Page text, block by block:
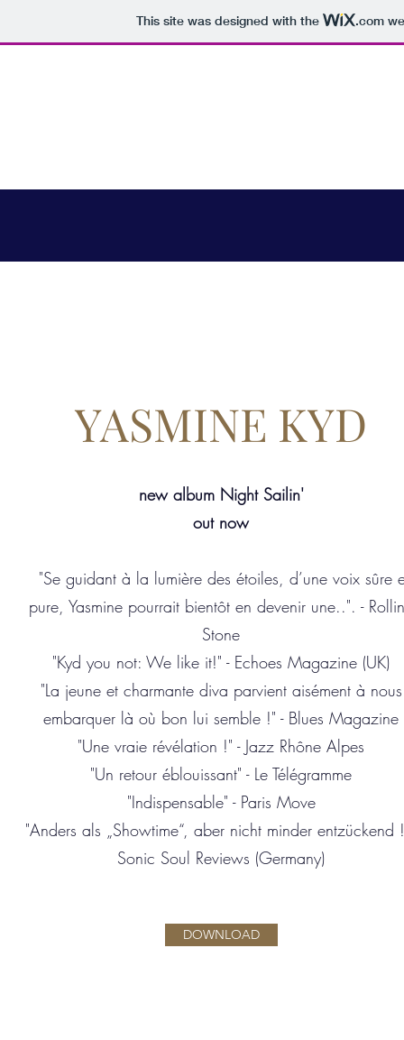
This site was designed with the .com
YASMINE KYD
new album Night Sailin'
out now
"Se guidant à la lumière des étoiles, d’une voix sûre
pure, Yasmine pourrait bientôt en devenir une..". -
Stone
"Kyd you not: We like it!" - Echoes Magazine (UK)
"La jeune et charmante diva parvient aisément à nous
embarquer là où bon lui semble !" - Blues Magazine
"Une vraie révélation !" - Jazz Rhône Alpes
"Un retour éblouissant" - Le Télégramme
"Indispensable" - Paris Move
"Anders als „Showtime“, aber nicht minder entzückend
Sonic Soul Reviews (Germany)
DOWNLOAD